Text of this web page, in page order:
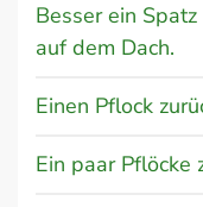
Besser ein
auf dem Dach.
Einen Pflock
Ein paar Pflöcke